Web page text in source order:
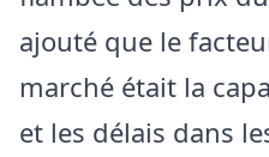
ajouté que le
marché était la
et les délais dans